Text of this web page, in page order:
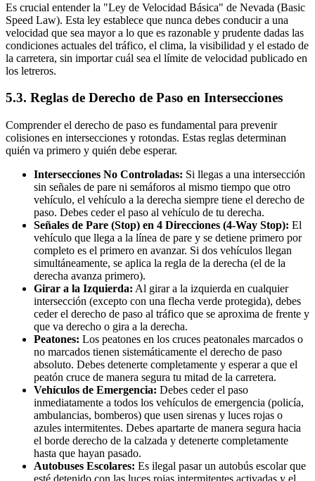
Es crucial entender la "Ley de Velocidad Básica" de Nevada (Basic
Speed Law). Esta ley establece que nunca debes conducir a una
velocidad que sea mayor a lo que es razonable y prudente dadas las
condiciones actuales del tráfico, el clima, la visibilidad y el estado de
la carretera, sin importar cuál sea el límite de velocidad publicado en
los letreros.
5.3. Reglas de Derecho de Paso en Intersecciones
Comprender el derecho de paso es fundamental para prevenir
colisiones en intersecciones y rotondas. Estas reglas determinan
quién va primero y quién debe esperar.
Intersecciones No Controladas: Si llegas a una intersección
sin señales de pare ni semáforos al mismo tiempo que otro
vehículo, el vehículo a la derecha siempre tiene el derecho de
paso. Debes ceder el paso al vehículo de tu derecha.
Señales de Pare (Stop) en 4 Direcciones (4-Way Stop): El
vehículo que llega a la línea de pare y se detiene primero por
completo es el primero en avanzar. Si dos vehículos llegan
simultáneamente, se aplica la regla de la derecha (el de la
derecha avanza primero).
Girar a la Izquierda: Al girar a la izquierda en cualquier
intersección (excepto con una flecha verde protegida), debes
ceder el derecho de paso al tráfico que se aproxima de frente y
que va derecho o gira a la derecha.
Peatones: Los peatones en los cruces peatonales marcados o
no marcados tienen sistemáticamente el derecho de paso
absoluto. Debes detenerte completamente y esperar a que el
peatón cruce de manera segura tu mitad de la carretera.
Vehículos de Emergencia: Debes ceder el paso
inmediatamente a todos los vehículos de emergencia (policía,
ambulancias, bomberos) que usen sirenas y luces rojas o
azules intermitentes. Debes apartarte de manera segura hacia
el borde derecho de la calzada y detenerte completamente
hasta que hayan pasado.
Autobuses Escolares: Es ilegal pasar un autobús escolar que